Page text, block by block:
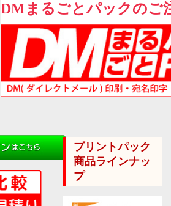
DMまるごとパックのご
プリントパック
商品ラインナッ
プ